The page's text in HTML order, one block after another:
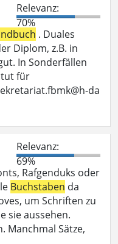
Relevanz:
70%
. Duales
Diplom, z.B. in
In Sonderfällen
für
da
Relevanz:
69%
Rafgenduks oder
Buchstaben da
um Schriften zu
sie aussehen.
Manchmal Sätze,